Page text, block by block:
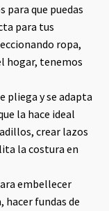
para que puedas
para tus
ropa,
hogar, tenemos
pliega y se adapta
la hace ideal
crear lazos
la costura en
embellecer
hacer fundas de